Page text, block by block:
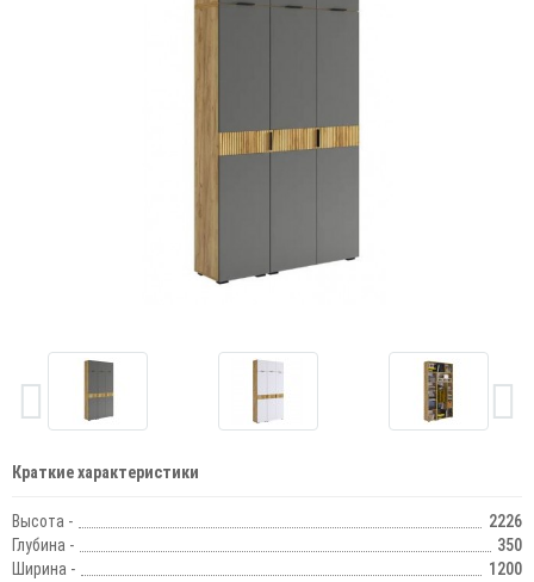
Краткие характеристики
Высота -
2226
Глубина -
350
Ширина -
1200